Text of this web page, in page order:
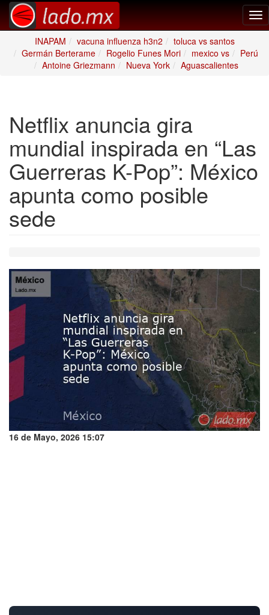
INAPAM
vacuna influenza h3n2
toluca vs santos
Germán Berterame
Rogelio Funes Mori mexico vs
Perú
Antoine Griezmann
Nueva York Aguascalientes
Netflix anuncia gira
mundial inspirada en “Las
Guerreras K-Pop”: México
apunta como posible
sede
16 de Mayo, 2026 15:07